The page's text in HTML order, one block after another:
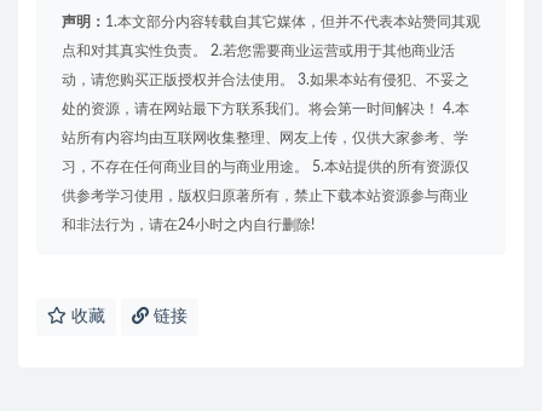
声明： 1.本文部分内容转载自其它媒体，但并不代表本站赞同其观
点和对其真实性负责。 2.若您需要商业运营或用于其他商业活
动，请您购买正版授权并合法使用。 3.如果本站有侵犯、不妥之
处的资源，请在网站最下方联系我们。将会第一时间解决！ 4.本
站所有内容均由互联网收集整理、网友上传，仅供大家参考、学
习，不存在任何商业目的与商业用途。 5.本站提供的所有资源仅
供参考学习使用，版权归原著所有，禁止下载本站资源参与商业
和非法行为，请在24小时之内自行删除!
收藏 链接